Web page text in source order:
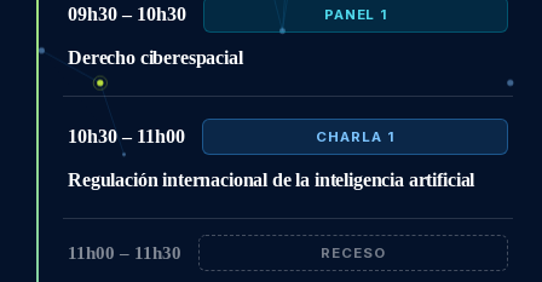
09h30 – 10h30 PANEL 1
Derecho ciberespacial
10h30 – 11h00 CHARLA 1
Regulación internacional de la inteligencia artificial
11h00 – 11h30 RECESO